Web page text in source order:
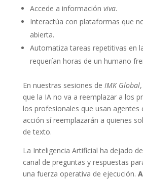
Accede a información viva.
Interactúa con plataformas que
abierta.
Automatiza tareas repetitivas en
requerían horas de un humano
En nuestras sesiones de IMK Global
que la IA no va a reemplazar a los
los profesionales que usan agentes
acción sí reemplazarán a quienes
de texto.
La Inteligencia Artificial ha dejado
canal de preguntas y respuestas
una fuerza operativa de ejecución.